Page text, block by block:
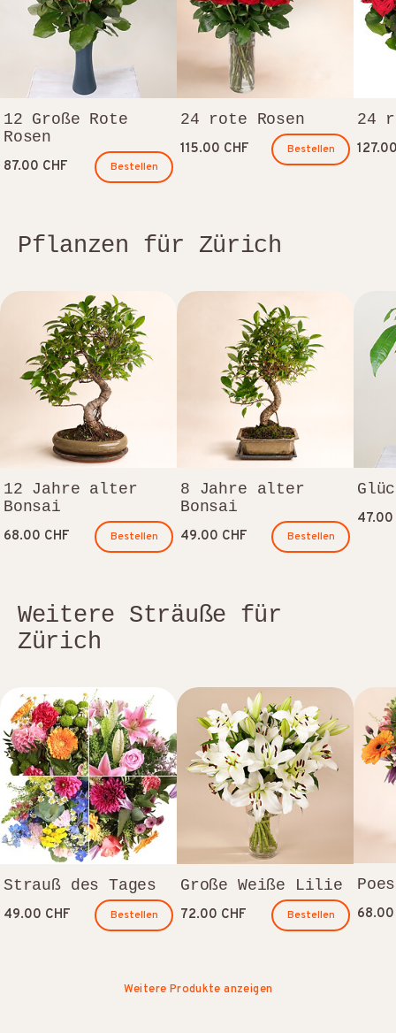
12 Große Rote
Rosen
87.00 CHF Bestellen
24 rote Rosen
115.00 CHF Bestellen
24
Pflanzen für Zürich
12 Jahre alter
Bonsai
68.00 CHF Bestellen
8 Jahre alter
Bonsai
49.00 CHF Bestellen
47.00
Weitere Sträuße für
Zürich
Strauß des Tages
49.00 CHF Bestellen
Große Weiße Lilie
72.00 CHF Bestellen 68.00
Weitere Produkte anzeigen